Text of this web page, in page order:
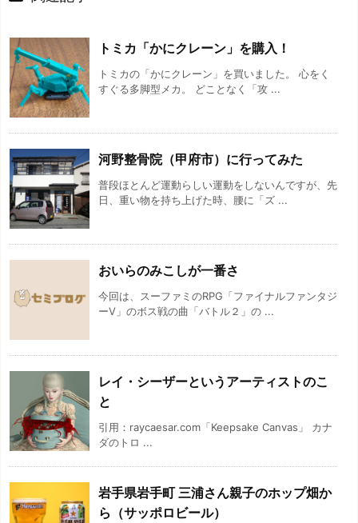
トミカ「かにクレーン」を購入！
トミカの「かにクレーン」を買いました。 心をく
すぐる多脚型メカ。 どことなく「攻 ...
河野整骨院（甲府市）に行ってみた
普段ほとんど運動らしい運動をしないんですが、先
日、重い物を持ち上げた時、腰に「ズ ...
おいらのみこしが一番さ
今回は、スーファミのRPG「ファイナルファンタジ
ーV」のボス戦の曲「バトル２」の ...
レイ・シーザーというアーティストのこ
と
引用：raycaesar.com「Keepsake Canvas」 カナ
ダのトロ ...
岩手県岩手町 三浦さん親子のホップ畑か
ら（サッポロビール）